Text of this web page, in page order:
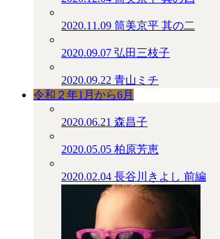
2020.11.09 筒美京平 其の二
2020.09.07 弘田三枝子
2020.09.22 青山ミチ
令和２年1月から6月
2020.06.21 森昌子
2020.05.05 柏原芳恵
2020.02.04 長谷川きよし 前編